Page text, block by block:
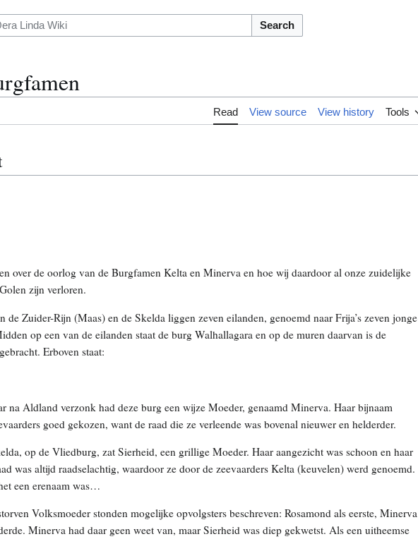
Search
Read View source View history Tools
over de oorlog van de Burgfamen Kelta en Minerva en hoe wij daardoor al onze zuidelijke
zijn verloren.
de Zuider-Rijn (Maas) en de Skelda liggen zeven eilanden, genoemd naar Frija’s zeven jonge
op een van de eilanden staat de burg Walhallagara en op de muren daarvan is de
Erboven staat:
na Aldland verzonk had deze burg een wijze Moeder, genaamd Minerva. Haar bijnaam
goed gekozen, want de raad die ze verleende was bovenal nieuwer en helderder.
op de Vliedburg, zat Sierheid, een grillige Moeder. Haar aangezicht was schoon en haar
was altijd raadselachtig, waardoor ze door de zeevaarders Kelta (keuvelen) werd genoemd.
een erenaam was…
Volksmoeder stonden mogelijke opvolgsters beschreven: Rosamond als eerste, Minerva
Minerva had daar geen weet van, maar Sierheid was diep gekwetst. Als een uitheemse